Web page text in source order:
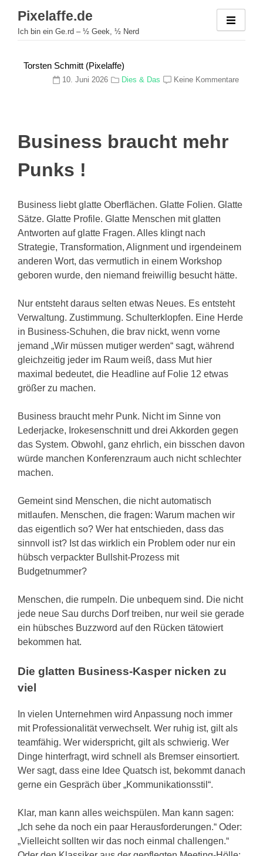
Inhalt
springen
Pixelaffe.de
Ich bin ein Ge.rd – ½ Geek, ½ Nerd
Torsten Schmitt (Pixelaffe)
10. Juni 2026 Dies & Das Keine Kommentare
Business braucht mehr
Punks !
Business liebt glatte Oberflächen. Glatte Folien. Glatte
Sätze. Glatte Profile. Glatte Menschen mit glatten
Antworten auf glatte Fragen. Alles klingt nach
Strategie, Transformation, Alignment und irgendeinem
anderen Wort, das vermutlich in einem Workshop
geboren wurde, den niemand freiwillig besucht hätte.
Nur entsteht daraus selten etwas Neues. Es entsteht
Verwaltung. Zustimmung. Schulterklopfen. Eine Herde
in Business-Schuhen, die brav nickt, wenn vorne
jemand „Wir müssen mutiger werden“ sagt, während
gleichzeitig jeder im Raum weiß, dass Mut hier
maximal bedeutet, die Headline auf Folie 12 etwas
größer zu machen.
Business braucht mehr Punk. Nicht im Sinne von
Lederjacke, Irokesenschnitt und drei Akkorden gegen
das System. Obwohl, ganz ehrlich, ein bisschen davon
würde manchen Konferenzraum auch nicht schlechter
machen.
Gemeint sind Menschen, die nicht automatisch
mitlaufen. Menschen, die fragen: Warum machen wir
das eigentlich so? Wer hat entschieden, dass das
sinnvoll ist? Ist das wirklich ein Problem oder nur ein
hübsch verpackter Bullshit-Prozess mit
Budgetnummer?
Menschen, die rumpeln. Die unbequem sind. Die nicht
jede neue Sau durchs Dorf treiben, nur weil sie gerade
ein hübsches Buzzword auf den Rücken tätowiert
bekommen hat.
Die glatten Business-Kasper nicken zu
viel
In vielen Unternehmen wird Anpassung noch immer
mit Professionalität verwechselt. Wer ruhig ist, gilt als
teamfähig. Wer widerspricht, gilt als schwierig. Wer
Dinge hinterfragt, wird schnell als Bremser einsortiert.
Wer sagt, dass eine Idee Quatsch ist, bekommt danach
gerne ein Gespräch über „Kommunikationsstil“.
Klar, man kann alles weichspülen. Man kann sagen:
„Ich sehe da noch ein paar Herausforderungen.“ Oder:
„Vielleicht sollten wir das noch einmal challengen.“